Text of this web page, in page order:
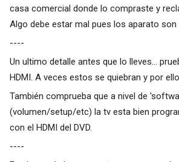
casa comercial donde lo compraste y
Algo debe estar mal pues los aparato son
----
Un ultimo detalle antes que lo lleves...
HDMI. A veces estos se quiebran y por
También comprueba que a nivel de
(volumen/setup/etc) la tv esta bien
con el HDMI del DVD.
----